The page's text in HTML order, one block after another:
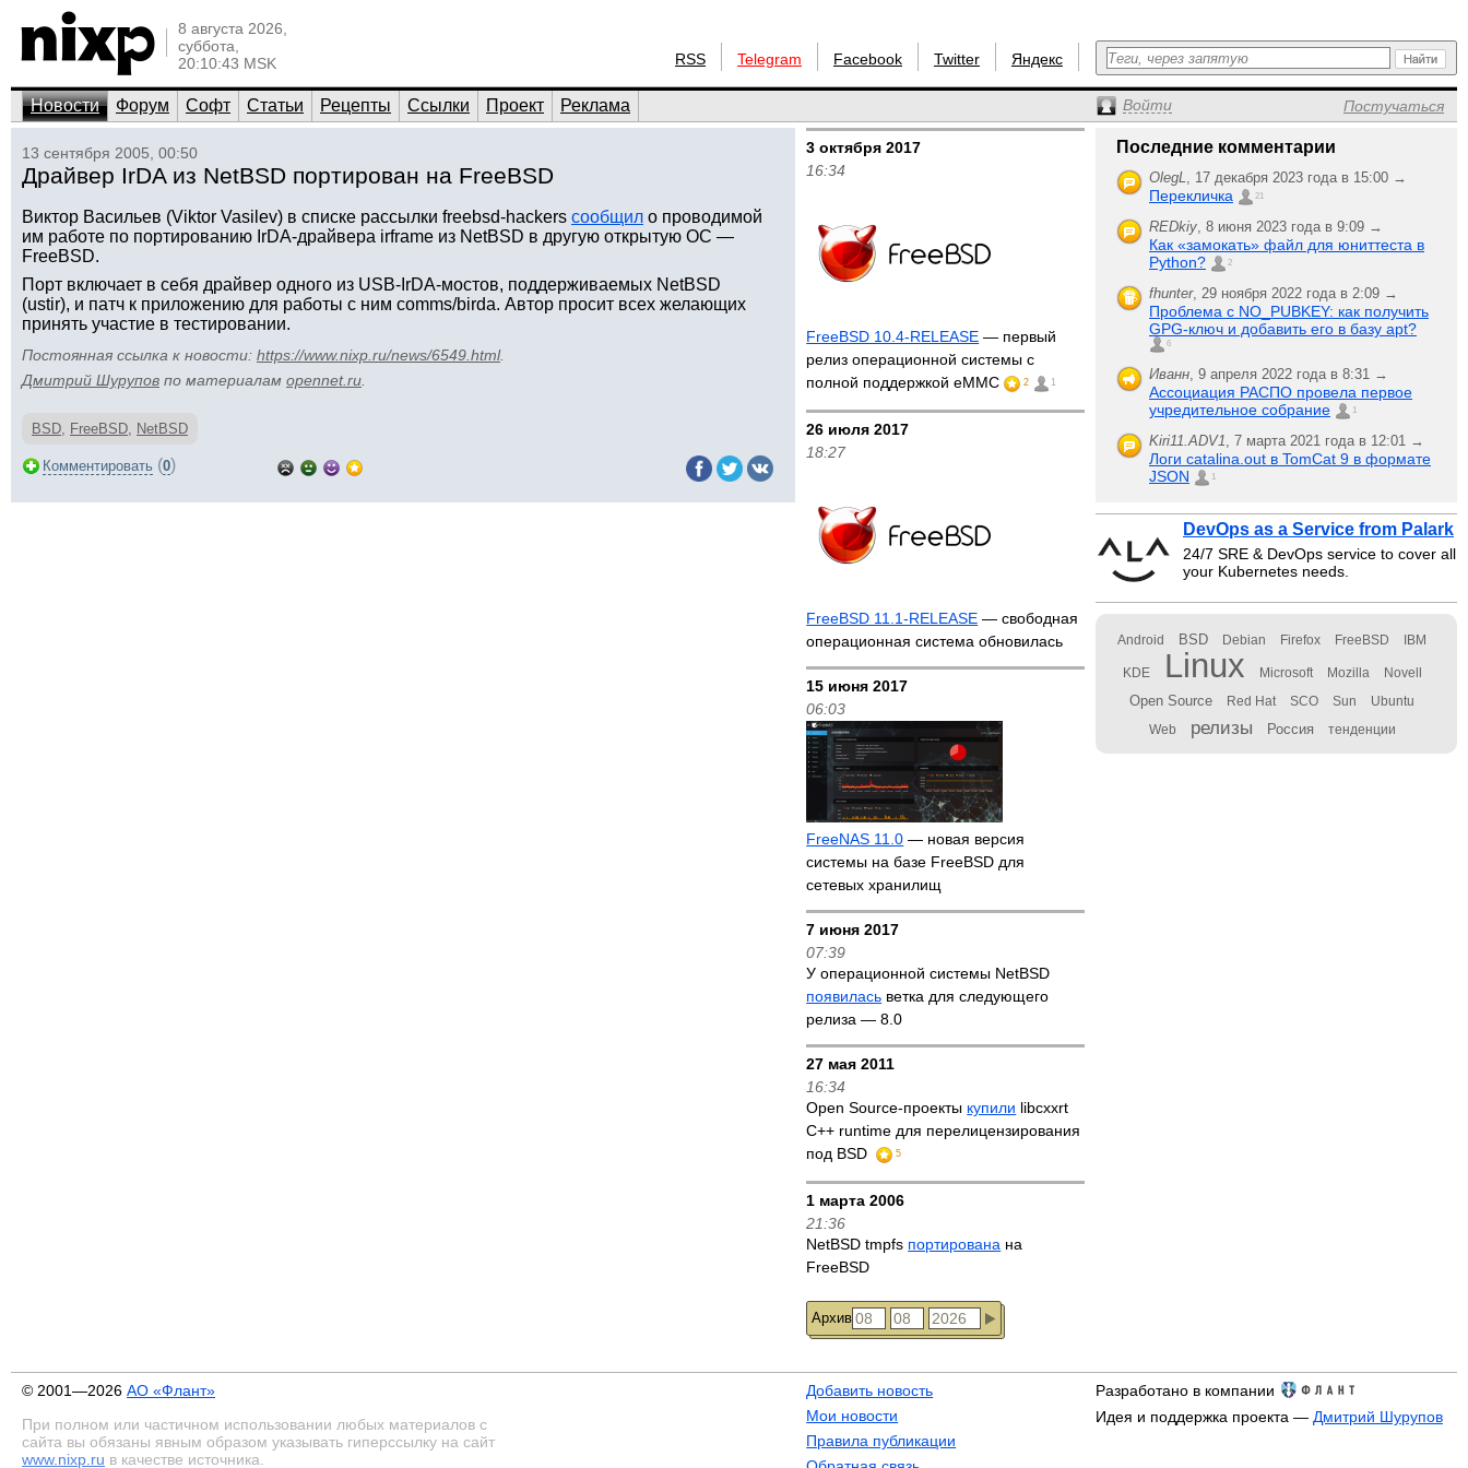
8 августа 2026,
суббота,
20:10:43 MSK
RSS Telegram Facebook Twitter Яндекс
Новости Форум Софт Статьи Рецепты Ссылки Проект Реклама Войти Постучаться
13 сентября 2005, 00:50
Драйвер IrDA из NetBSD портирован на FreeBSD
Виктор Васильев (Viktor Vasilev) в списке рассылки freebsd-hackers сообщил о проводимой
им работе по портированию IrDA-драйвера irframe из NetBSD в другую открытую ОС —
FreeBSD.
Порт включает в себя драйвер одного из USB-IrDA-мостов, поддерживаемых NetBSD
(ustir), и патч к приложению для работы с ним comms/birda. Автор просит всех желающих
принять участие в тестировании.
Постоянная ссылка к новости: https://www.nixp.ru/news/6549.html.
Дмитрий Шурупов по материалам opennet.ru
BSD, FreeBSD, NetBSD
Комментировать (0)
3 октября 2017
16:34
FreeBSD 10.4-RELEASE — первый
релиз операционной системы с
полной поддержкой eMMC
2 1
26 июля 2017
18:27
FreeBSD 11.1-RELEASE — свободная
операционная система обновилась
15 июня 2017
06:03
FreeNAS 11.0 — новая версия
системы на базе FreeBSD для
сетевых хранилищ
7 июня 2017
07:39
У операционной системы NetBSD
появилась ветка для следующего
релиза — 8.0
27 мая 2011
16:34
Open Source-проекты купили libcxxrt
C++ runtime для перелицензирования
под BSD
5
1 марта 2006
21:36
NetBSD tmpfs портирована на
FreeBSD
Архив
Последние комментарии
OlegL, 17 декабря 2023 года в 15:00 →
Перекличка 21
REDkiy, 8 июня 2023 года в 9:09 →
Как «замокать» файл для юниттеста в
Python?
2
fhunter, 29 ноября 2022 года в 2:09 →
Проблема с NO_PUBKEY: как получить
GPG-ключ и добавить его в базу apt?
6
Иванн, 9 апреля 2022 года в 8:31 →
Ассоциация РАСПО провела первое
учредительное собрание
1
Kiri11.ADV1, 7 марта 2021 года в 12:01 →
Логи catalina.out в TomCat 9 в формате
JSON
1
DevOps as a Service from Palark
24/7 SRE & DevOps service to cover all
your Kubernetes needs.
Android BSD Debian Firefox FreeBSD IBM
KDE Linux Microsoft Mozilla Novell
Open Source Red Hat SCO Sun Ubuntu
Web релизы Россия тенденции
© 2001—2026 АО «Флант»
При полном или частичном использовании любых материалов с
сайта вы обязаны явным образом указывать гиперссылку на сайт
www.nixp.ru в качестве источника.
Добавить новость
Мои новости
Правила публикации
Разработано в компании
Идея и поддержка проекта — Дмитрий Шурупов